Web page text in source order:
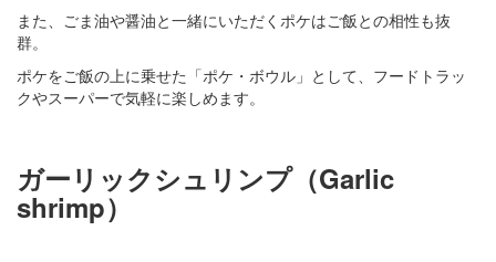
また、ごま油や醤油と一緒にいただくポケはご飯との相性も抜
群。
ポケをご飯の上に乗せた「ポケ・ボウル」として、フードトラッ
クやスーパーで気軽に楽しめます。
ガーリックシュリンプ（Garlic
shrimp）